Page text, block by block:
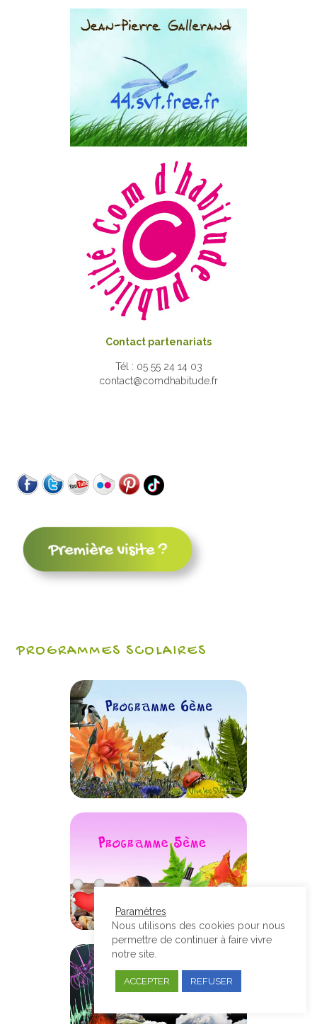
Contact partenariats
Tél : 05 55 24 14 03
contact@comdhabitude.fr
PROGRAMMES SCOLAIRES
Paramètres
Nous utilisons des cookies pour nous
permettre de continuer à faire vivre
notre site.
ACCEPTER REFUSER